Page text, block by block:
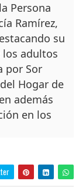
Persona
Ramírez,
su
adultos
por Sor
Hogar de
además
en los